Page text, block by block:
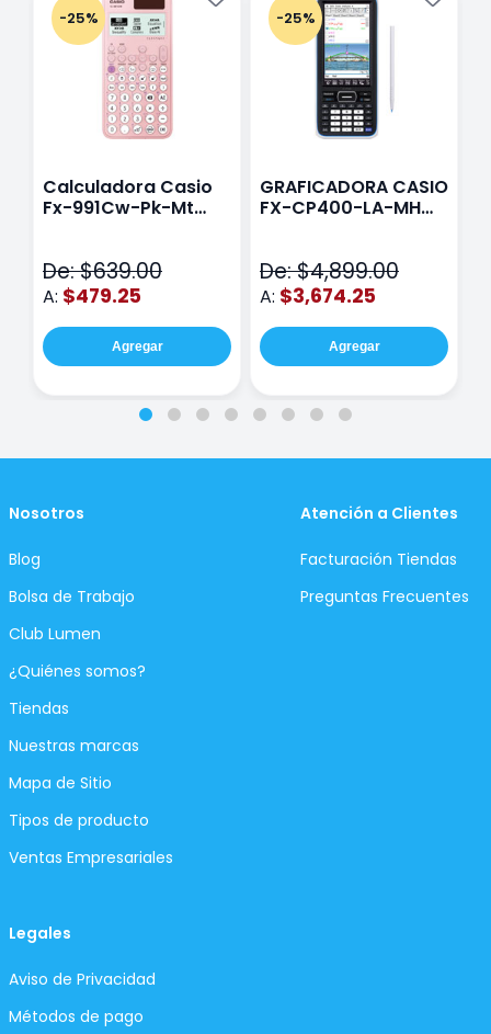
-25%
Calculadora Casio
Fx-991Cw-Pk-Mt
De: $639.00
A: $479.25
Agregar
-25%
GRAFICADORA CASIO
FX-CP400-LA-MH
De: $4,899.00
A: $3,674.25
Agregar
Nosotros
Blog
Bolsa de Trabajo
Club Lumen
¿Quiénes somos?
Tiendas
Nuestras marcas
Mapa de Sitio
Tipos de producto
Ventas Empresariales
Atención a Clientes
Facturación Tiendas
Preguntas Frecuentes
Legales
Aviso de Privacidad
Métodos de pago